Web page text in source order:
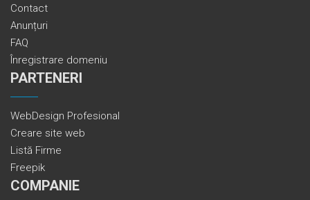
Contact
Anunțuri
FAQ
Înregistrare domeniu
PARTENERI
WebDesign Profesional
Creare site web
Listă Firme
Freepik
COMPANIE